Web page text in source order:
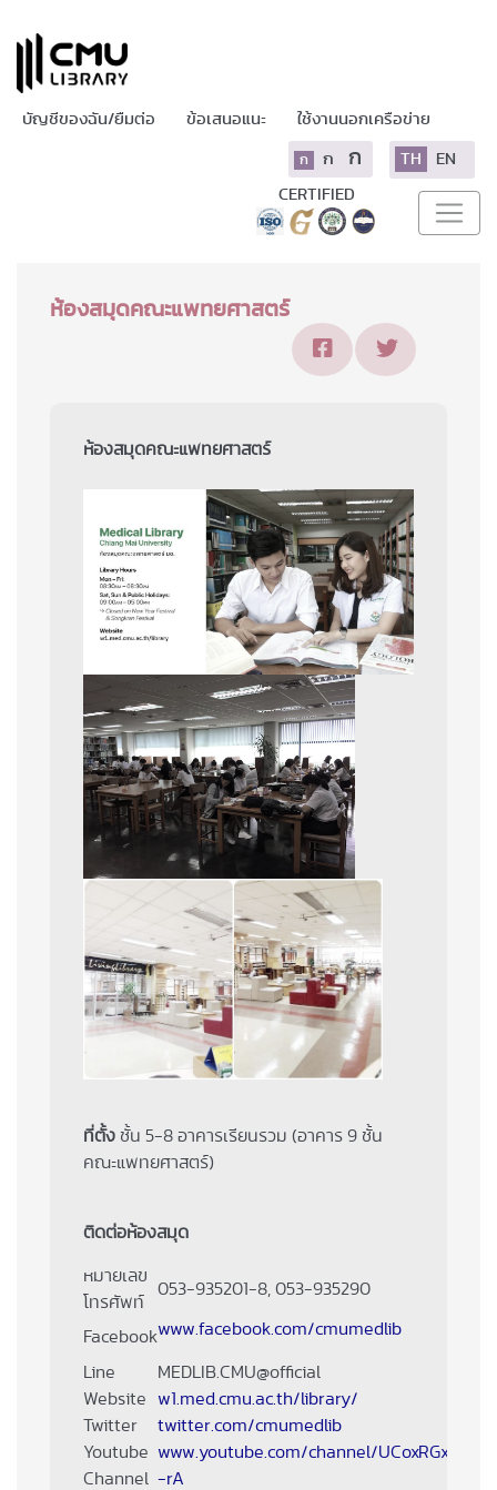
บัญชีของฉัน/ยืมต่อ ข้อเสนอแนะ ใช้งานนอกเครือข่าย
ก ก ก TH EN
CERTIFIED
ห้องสมุดคณะแพทยศาสตร์
ห้องสมุดคณะแพทยศาสตร์
ที่ตั้ง ชั้น 5-8 อาคารเรียนรวม (อาคาร 9 ชั้น
คณะแพทยศาสตร์)
ติดต่อห้องสมุด
หมายเลข
โทรศัพท์
053-935201-8, 053-935290
Facebookwww.facebook.com/cmumedlib
Line
MEDLIB.CMU@official
Website
w1.med.cmu.ac.th/library/
Twitter
twitter.com/cmumedlib
Youtube
Channel
www.youtube.com/channel/
-rA